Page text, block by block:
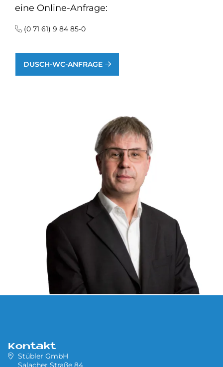
eine Online-Anfrage:
(0 71 61) 9 84 85-0
DUSCH-WC-ANFRAGE
Kontakt
Stübler GmbH
Salacher Straße 84